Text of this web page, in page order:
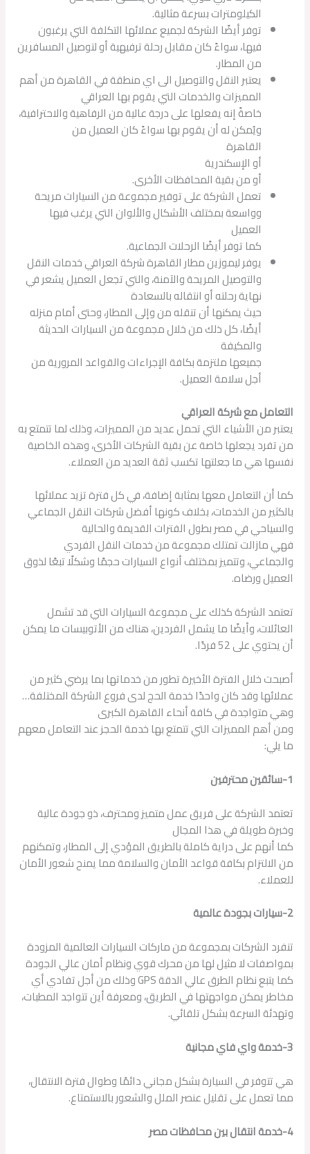
الكيلومترات بسرعة مثالية.
توفر أيضًا الشركة لجميع عملائها التكلفة التي يرغبون
فيها، سواءً كان مقابل رحلة ترفيهية أو لتوصيل المسافرين
من المطار.
يعتبر النقل والتوصيل الى اي منطقة في القاهرة من أهم
المميزات والخدمات التي يقوم بها العراقي
خاصةً إنه يفعلها على درجة عالية من الرفاهية والاحترافية،
ويُمكن له أن يقوم بها سواءً كان العميل من
القاهرة
أو الإسكندرية
أو من بقية المحافظات الأخرى.
تعمل الشركة على توفير مجموعة من السيارات مريحة
وواسعة بمختلف الأشكال والألوان التي يرغب فيها
العميل
كما توفر أيضًا الرحلات الجماعية.
يوفر ليموزين مطار القاهرة شركة العراقي خدمات النقل
والتوصيل المريحة والآمنة، والتي تجعل العميل يشعر في
نهاية رحلته أو انتقاله بالسعادة
حيث يمكنها أن تنقله من وإلى المطار، وحتى أمام منزله
أيضًا، كل ذلك من خلال مجموعة من السيارات الحديثة
والمكيفة
جميعها ملتزمة بكافة الإجراءات والقواعد المرورية من
أجل سلامة العميل.
التعامل مع شركة العراقي
يعتبر من الأشياء التي تحمل عديد من المميزات، وذلك لما تتمتع به
من تفرد يجعلها خاصة عن بقية الشركات الأخرى، وهذه الخاصية
نفسها هي ما جعلتها تكسب ثقة العديد من العملاء.
كما أن التعامل معها بمثابة إضافة، في كل فترة تزيد عملائها
بالكثير من الخدمات، بخلاف كونها أفضل شركات النقل الجماعي
والسياحي في مصر بطول الفترات القديمة والحالية
فهي مازالت تمتلك مجموعة من خدمات النقل الفردي
والجماعي، وتتميز بمختلف أنواع السيارات حجمًا وشكلًا تبعًا لذوق
العميل ورضاه.
تعتمد الشركة كذلك على مجموعة السيارات التي قد تشمل
العائلات، وأيضًا ما يشمل الفردين، هناك من الأتوبيسات ما يمكن
أن يحتوي على 52 فردًا.
أصبحت خلال الفترة الأخيرة تطور من خدماتها بما يرضي كثير من
عملائها وقد كان واحدًا خدمة الحج لدى فروع الشركة المختلفة…
وهي متواجدة في كافة أنحاء القاهرة الكبرى
ومن أهم المميزات التي تتمتع بها خدمة الحجز عند التعامل معهم
ما يلي:
1-سائقين محترفين
تعتمد الشركة على فريق عمل متميز ومحترف، ذو جودة عالية
وخبرة طويلة في هذا المجال
كما أنهم على دراية كاملة بالطريق المؤدي إلى المطار، وتمكنهم
من الالتزام بكافة قواعد الأمان والسلامة مما يمنح شعور الأمان
للعملاء.
2-سيارات بجودة عالمية
تنفرد الشركات بمجموعة من ماركات السيارات العالمية المزودة
بمواصفات لا مثيل لها من محرك قوي ونظام أمان عالي الجودة
كما يتبع نظام الطرق عالي الدقة GPS وذلك من أجل تفادي أي
مخاطر يمكن مواجهتها في الطريق، ومعرفة أين تتواجد المطبات،
وتهدئة السرعة بشكل تلقائي.
3-خدمة واي فاي مجانية
هي تتوفر في السيارة بشكل مجاني دائمًا وطوال فترة الانتقال،
مما تعمل على تقليل عنصر الملل والشعور بالاستمتاع.
4-خدمة انتقال بين محافظات مصر